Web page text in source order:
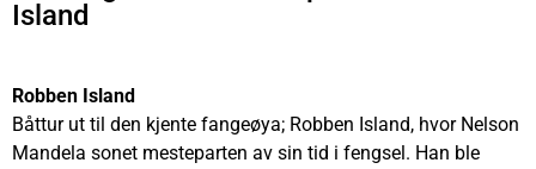
Island
Robben Island
Båttur ut til den kjente fangeøya; Robben Island, hvor Nelson
Mandela sonet mesteparten av sin tid i fengsel. Han ble